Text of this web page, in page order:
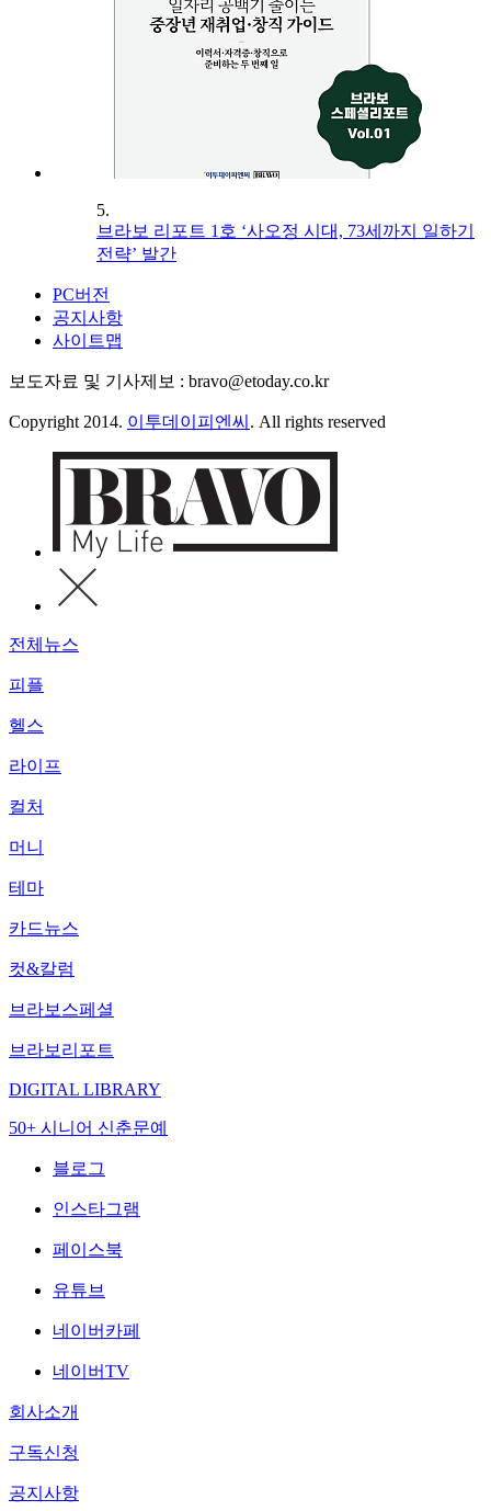
5.
브라보 리포트 1호 ‘사오정 시대, 73세까지 일하기
전략’ 발간
PC버전
공지사항
사이트맵
보도자료 및 기사제보 : bravo@etoday.co.kr
Copyright 2014. 이투데이피엔씨 . All rights reserved
전체뉴스
피플
헬스
라이프
컬처
머니
테마
카드뉴스
컷&칼럼
브라보스페셜
브라보리포트
DIGITAL LIBRARY
50+ 시니어 신춘문예
블로그
인스타그램
페이스북
유튜브
네이버카페
네이버TV
회사소개
구독신청
공지사항